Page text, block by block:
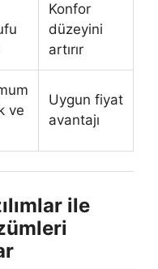
Konfor
düzeyini
artırır
ve
Uygun fiyat
avantajı
ile